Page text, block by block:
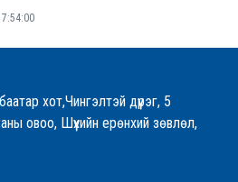
хот,Чингэлтэй дүүрэг, 5
овоо, Шүүхийн ерөнхий зөвлөл,